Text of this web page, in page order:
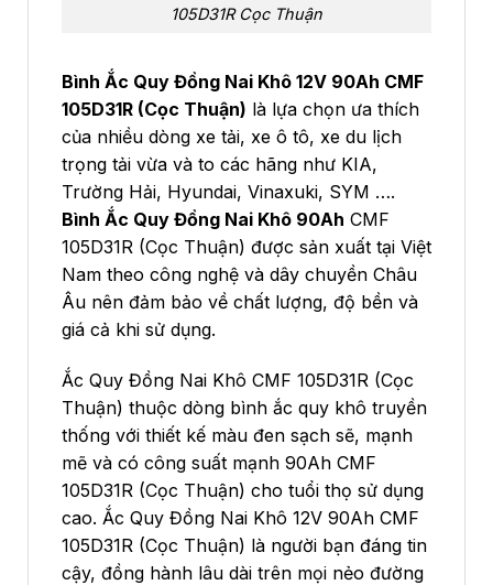
105D31R Cọc Thuận
Bình Ắc Quy Đồng Nai Khô 12V 90Ah CMF
105D31R (Cọc Thuận) là lựa chọn ưa thích
của nhiều dòng xe tải, xe ô tô, xe du lịch
trọng tải vừa và to các hãng như KIA,
Trường Hải, Hyundai, Vinaxuki, SYM ….
Bình Ắc Quy Đồng Nai Khô 90Ah CMF
105D31R (Cọc Thuận) được sản xuất tại Việt
Nam theo công nghệ và dây chuyền Châu
Âu nên đảm bảo về chất lượng, độ bền và
giá cả khi sử dụng.
Ắc Quy Đồng Nai Khô CMF 105D31R (Cọc
Thuận) thuộc dòng bình ắc quy khô truyền
thống với thiết kế màu đen sạch sẽ, mạnh
mẽ và có công suất mạnh 90Ah CMF
105D31R (Cọc Thuận) cho tuổi thọ sử dụng
cao. Ắc Quy Đồng Nai Khô 12V 90Ah CMF
105D31R (Cọc Thuận) là người bạn đáng tin
cậy, đồng hành lâu dài trên mọi nẻo đường